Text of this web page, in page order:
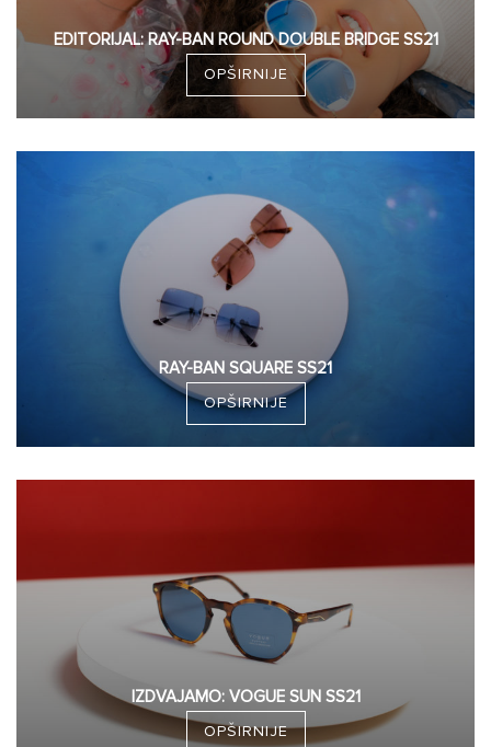
EDITORIJAL: RAY-BAN ROUND DOUBLE BRIDGE SS21
OPŠIRNIJE
RAY-BAN SQUARE SS21
OPŠIRNIJE
IZDVAJAMO: VOGUE SUN SS21
OPŠIRNIJE